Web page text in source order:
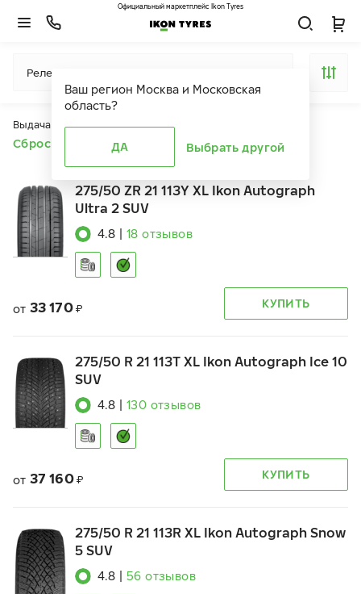
Ваш регион Москва и Московская
область?
ДА Выбрать другой
Официальный маркетплейс Ikon Tyres
Релевантность
Выдача продуктов ограничена действием фильтров
Сбросить все фильтры
275/50 ZR 21 113Y XL Ikon Autograph
Ultra 2 SUV
4.8 18 отзывов
от 33 170 ₽ КУПИТЬ
275/50 R 21 113T XL Ikon Autograph Ice 10
SUV
4.8 130 отзывов
от 37 160 ₽ КУПИТЬ
275/50 R 21 113R XL Ikon Autograph Snow
5 SUV
4.8 56 отзывов